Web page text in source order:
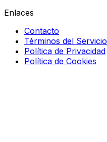
Enlaces
Contacto
Términos del Servicio
Política de Privacidad
Política de Cookies